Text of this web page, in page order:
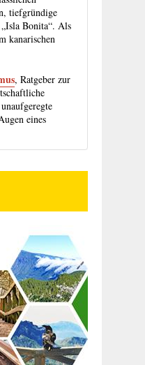
tiefgründige
Bonita“. Als
kanarischen
, Ratgeber zur
eines